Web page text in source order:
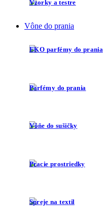
Vzorky a testre
Vône do prania
EKO parfémy do prania
Parfémy do prania
Vôňe do sušičky
Pracie prostriedky
Spreje na textil